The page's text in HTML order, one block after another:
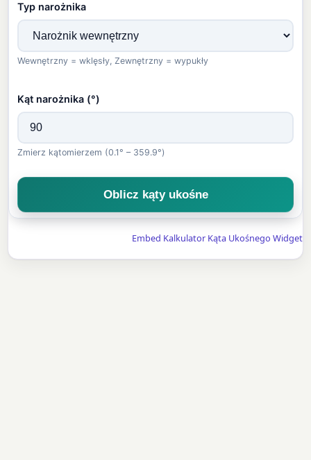
Typ narożnika
Wewnętrzny = wklęsły, Zewnętrzny = wypukły
Kąt narożnika (°)
Zmierz kątomierzem (0.1° – 359.9°)
Oblicz kąty ukośne
Embed Kalkulator Kąta Ukośnego Widget